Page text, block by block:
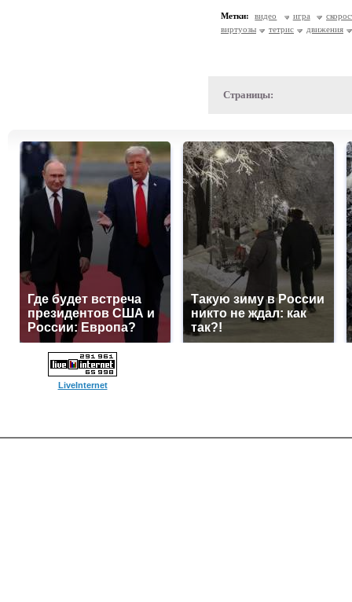
Метки: видео игра
виртуозы
тетрис движения
Страницы:
Где будет встреча
президентов США и
России: Европа?
Такую зиму в России
никто не ждал: как
так?!
LiveInternet